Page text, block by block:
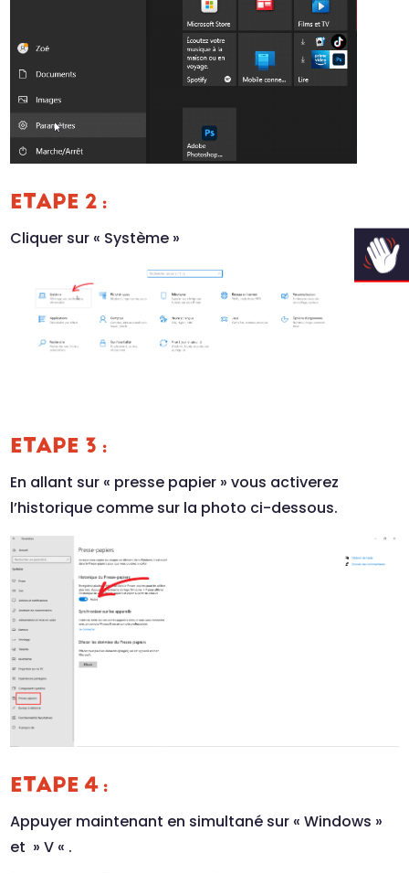
ETAPE 2 :
Cliquer sur « Système »
ETAPE 3 :
En allant sur « presse papier » vous activerez
l’historique comme sur la photo ci-dessous.
ETAPE 4 :
Appuyer maintenant en simultané sur « Windows »
et » V « .